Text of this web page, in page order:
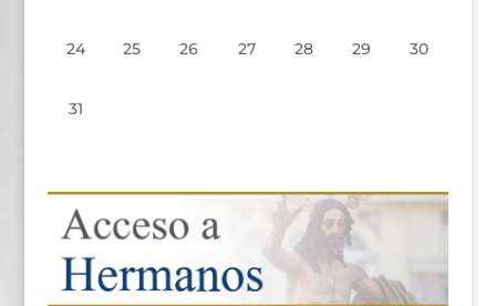
24 25 26 27 28 29 30
31